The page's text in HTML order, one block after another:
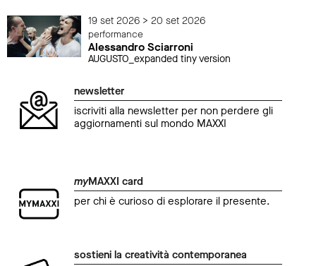
19 set 2026 > 20 set 2026
performance
Alessandro Sciarroni
AUGUSTO_expanded tiny version
newsletter
iscriviti alla newsletter per non perdere gli
aggiornamenti sul mondo MAXXI
myMAXXI card
per chi è curioso di esplorare il presente.
sostieni la creatività contemporanea